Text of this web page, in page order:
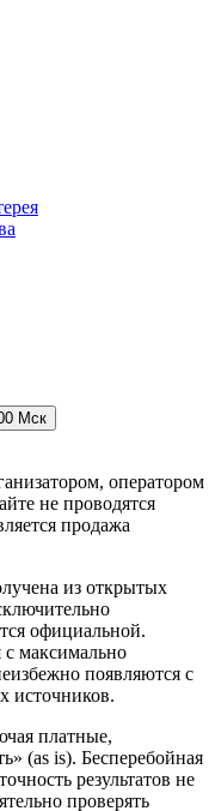
Мск
оператором
не проводятся
продажа
из открытых
официальной.
максимально
появляются с
источников.
платные,
(as is). Бесперебойная
результатов не
проверять